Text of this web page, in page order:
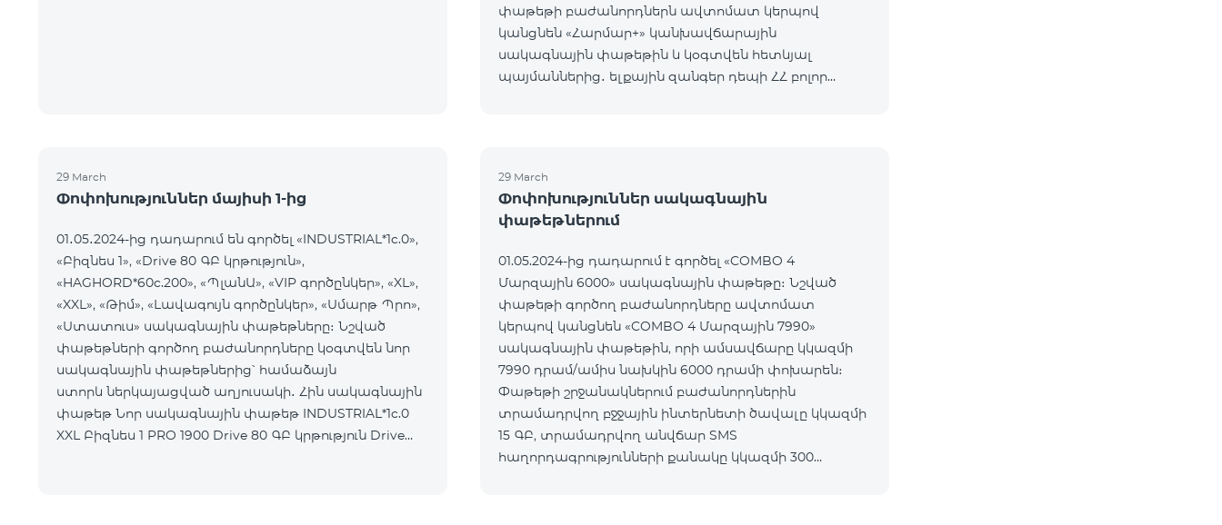
փաթեթի բաժանորդներն ավտոմատ կերպով
կանցնեն «Հարմար+» կանխավճարային
սակագնային փաթեթին և կօգտվեն հետևյալ
պայմաններից․ ելքային զանգեր դեպի ՀՀ բոլոր
29 March
Փոփոխություններ մայիսի 1-ից
01․05․2024-ից դադարում են գործել «INDUSTRIAL*1c.0»,
«Բիզնես 1», «Drive 80 ԳԲ կրթություն»,
«HAGHORD*60c.200», «ՊլանԱ», «VIP գործընկեր», «XL»,
«XXL», «Թիմ», «Լավագույն գործընկեր», «Սմարթ Պրո»,
«Ստատուս» սակագնային փաթեթները։ Նշված
փաթեթների գործող բաժանորդները կօգտվեն նոր
սակագնային փաթեթներից՝ համաձայն
ստորև ներկայացված աղյուսակի․ Հին սակագնային
փաթեթ Նոր սակագնային փաթեթ INDUSTRIAL*1c.0
XXL Բիզնես 1 PRO 1900 Drive 80 ԳԲ կրթություն Drive
29 March
Փոփոխություններ սակագնային
փաթեթներում
01.05.2024-ից դադարում է գործել «COMBO 4
Մարզային 6000» սակագնային փաթեթը։ Նշված
փաթեթի գործող բաժանորդները ավտոմատ
կերպով կանցնեն «COMBO 4 Մարզային 7990»
սակագնային փաթեթին, որի ամսավճարը կկազմի
7990 դրամ/ամիս նախկին 6000 դրամի փոխարեն։
Փաթեթի շրջանակներում բաժանորդներին
տրամադրվող բջջային ինտերնետի ծավալը կկազմի
15 ԳԲ, տրամադրվող անվճար SMS
հաղորդագրությունների քանակը կկազմի 300